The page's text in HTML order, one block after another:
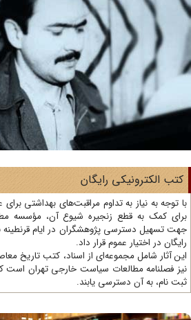
الکترونیکی رایگان
کمک به قطع زنجیره شیوع آن، مؤسسه
تسهیل دسترسی پژوهشگران در ایام قرنطینه
در اختیار عموم قرار داد.
آثار شامل مجموعه‌ای از اسناد، کتب تاریخ
فصلنامه مطالعات سیاست خارجی تهران است که
نام، به آن دسترسی یابند.